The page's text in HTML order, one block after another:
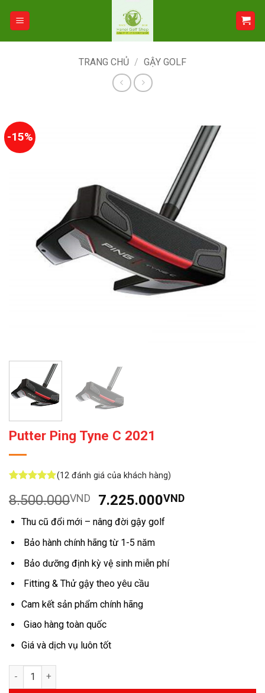
TRANG CHỦ / GẬY GOLF
-15%
Putter Ping Tyne C 2021
dựa trên
đánh giá
(12đánh giá của khách hàng)
8.500.000VND
Giá
gốc
là:
8.500.000VND.
7.225.000VNDGiá
Thu cũ đổi mới – nâng đời gậy golf
Bảo hành chính hãng từ 1-5 năm
Bảo dưỡng định kỳ vệ sinh miễn phí
Fitting & Thử gậy theo yêu cầu
Cam kết sản phẩm chính hãng
Giao hàng toàn quốc
Giá và dịch vụ luôn tốt
Số lượng